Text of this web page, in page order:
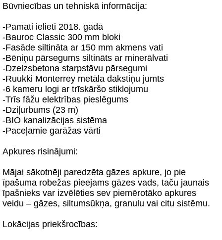
Būvniecības un tehniskā informācija:
-Pamati ielieti 2018. gadā
-Bauroc Classic 300 mm bloki
-Fasāde siltināta ar 150 mm akmens vati
-Bēniņu pārsegums siltināts ar minerālvati
-Dzelzsbetona starpstāvu pārsegumi
-Ruukki Monterrey metāla dakstiņu jumts
-6 kameru logi ar trīskāršo stiklojumu
-Trīs fāžu elektrības pieslēgums
-Dziļurbums (23 m)
-BIO kanalizācijas sistēma
-Paceļamie garāžas vārti
Apkures risinājumi:
Mājai sākotnēji paredzēta gāzes apkure, jo pie
īpašuma robežas pieejams gāzes vads, taču jaunais
īpašnieks var izvēlēties sev piemērotāko apkures
veidu – gāzes, siltumsūkņa, granulu vai citu sistēmu.
Lokācijas priekšrocības: